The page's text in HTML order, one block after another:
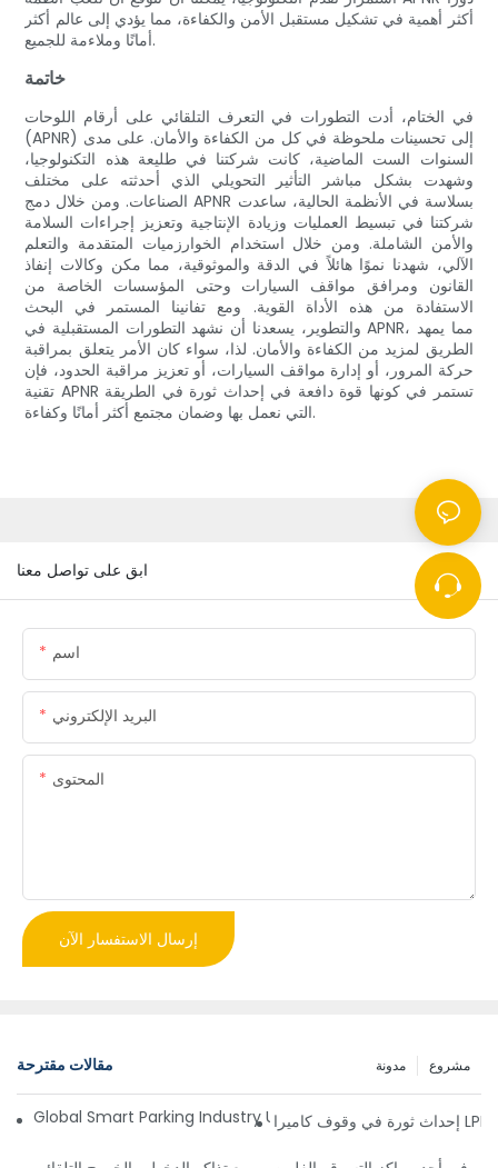
أكثر أهمية في تشكيل مستقبل الأمن والكفاءة، مما يؤدي إلى عالم أكثر
أمانًا وملاءمة للجميع.
خاتمة
في الختام، أدت التطورات في التعرف التلقائي على أرقام اللوحات
(APNR) إلى تحسينات ملحوظة في كل من الكفاءة والأمان. على مدى
السنوات الست الماضية، كانت شركتنا في طليعة هذه التكنولوجيا،
وشهدت بشكل مباشر التأثير التحويلي الذي أحدثته على مختلف
الصناعات. ومن خلال دمج APNR بسلاسة في الأنظمة الحالية، ساعدت
شركتنا في تبسيط العمليات وزيادة الإنتاجية وتعزيز إجراءات السلامة
والأمن الشاملة. ومن خلال استخدام الخوارزميات المتقدمة والتعلم
الآلي، شهدنا نموًا هائلاً في الدقة والموثوقية، مما مكن وكالات إنفاذ
القانون ومرافق مواقف السيارات وحتى المؤسسات الخاصة من
الاستفادة من هذه الأداة القوية. ومع تفانينا المستمر في البحث
والتطوير، يسعدنا أن نشهد التطورات المستقبلية في APNR، مما يمهد
الطريق لمزيد من الكفاءة والأمان. لذا، سواء كان الأمر يتعلق بمراقبة
حركة المرور، أو إدارة مواقف السيارات، أو تعزيز مراقبة الحدود، فإن
تقنية APNR تستمر في كونها قوة دافعة في إحداث ثورة في الطريقة
التي نعمل بها وضمان مجتمع أكثر أمانًا وكفاءة.
ابق على تواصل معنا
اسم
البريد الإلكتروني
المحتوى
إرسال الاستفسار الآن
مقالات مقترحة مشروع مدونة
Global Smart Parking Industry Update for Third Quarter of